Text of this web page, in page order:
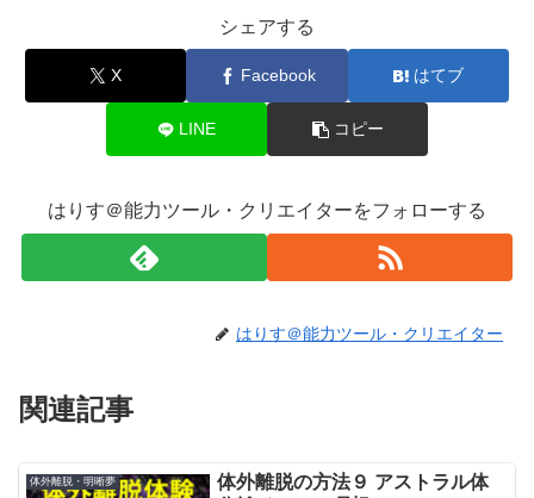
シェアする
X Facebook はてブ
LINE コピー
はりす＠能力ツール・クリエイターをフォローする
はりす＠能力ツール・クリエイター
関連記事
体外離脱・明晰夢
体外離脱の方法９ アストラル体